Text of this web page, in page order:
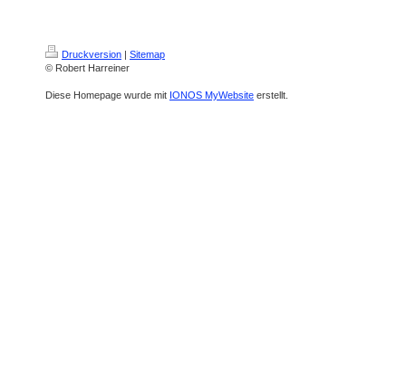
Druckversion | Sitemap
© Robert Harreiner
Diese Homepage wurde mit IONOS MyWebsite erstellt.